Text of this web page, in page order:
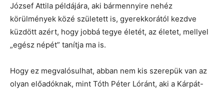
József Attila példájára, aki bármennyire nehéz
körülmények közé született is, gyerekkorától kezdve
küzdött azért, hogy jobbá tegye életét, az életet, mellyel
„egész népét” tanítja ma is.
Hogy ez megvalósulhat, abban nem kis szerepük van az
olyan előadóknak, mint Tóth Péter Lóránt, aki a Kárpát-